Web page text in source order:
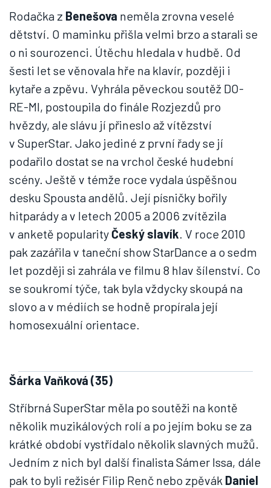
Rodačka z Benešova neměla zrovna veselé
dětství. O maminku přišla velmi brzo a starali se
o ni sourozenci. Útěchu hledala v hudbě. Od
šesti let se věnovala hře na klavír, později i
kytaře a zpěvu. Vyhrála pěveckou soutěž DO-
RE-MI, postoupila do finále Rozjezdů pro
hvězdy, ale slávu jí přineslo až vítězství
v SuperStar. Jako jediné z první řady se jí
podařilo dostat se na vrchol české hudební
scény. Ještě v témže roce vydala úspěšnou
desku Spousta andělů. Její písničky bořily
hitparády a v letech 2005 a 2006 zvítězila
v anketě popularity Český slavík . V roce 2010
pak zazářila v taneční show StarDance a o sedm
let později si zahrála ve filmu 8 hlav šílenství. Co
se soukromí týče, tak byla vždycky skoupá na
slovo a v médiích se hodně propírala její
homosexuální orientace.
Šárka Vaňková (35)
Stříbrná SuperStar měla po soutěži na kontě
několik muzikálových rolí a po jejím boku se za
krátké období vystřídalo několik slavných mužů.
Jedním z nich byl další finalista Sámer Issa, dále
pak to byli režisér Filip Renč nebo zpěvák Daniel